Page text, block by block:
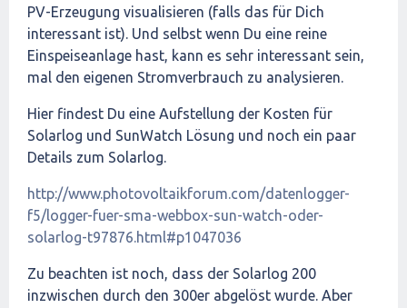
PV-Erzeugung visualisieren (falls das für Dich
interessant ist). Und selbst wenn Du eine reine
Einspeiseanlage hast, kann es sehr interessant sein,
mal den eigenen Stromverbrauch zu analysieren.
Hier findest Du eine Aufstellung der Kosten für
Solarlog und SunWatch Lösung und noch ein paar
Details zum Solarlog.
http://www.photovoltaikforum.com/datenlogger-
f5/logger-fuer-sma-webbox-sun-watch-oder-
solarlog-t97876.html#p1047036
Zu beachten ist noch, dass der Solarlog 200
inzwischen durch den 300er abgelöst wurde. Aber